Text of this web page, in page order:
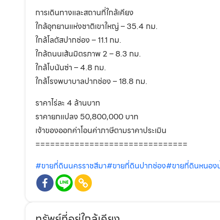
การเดินทางและสถานที่ใกล้เคียง
ใกล้อุทยานแห่งชาติเขาใหญ่ – 35.4 กม.
ใกล้โลตัสปากช่อง – 11.1 กม.
ใกล้ถนนเส้นมิตรภาพ 2 – 8.3 กม.
ใกล้โบนันซ่า – 4.8 กม.
ใกล้โรงพบาบาลปากช่อง – 18.8 กม.
ราคาไร่ละ 4 ล้านบาท
ราคายกแปลง 50,800,000 บาท
เจ้าของออกค่าโอนค่าภาษีตามราคาประเมิน
===============================
#ขายที่ดินนครราชสีมา#ขายที่ดินปากช่อง#ขายที่ดินหนอง